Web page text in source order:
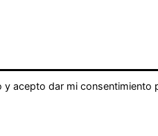
y acepto dar mi consentimiento